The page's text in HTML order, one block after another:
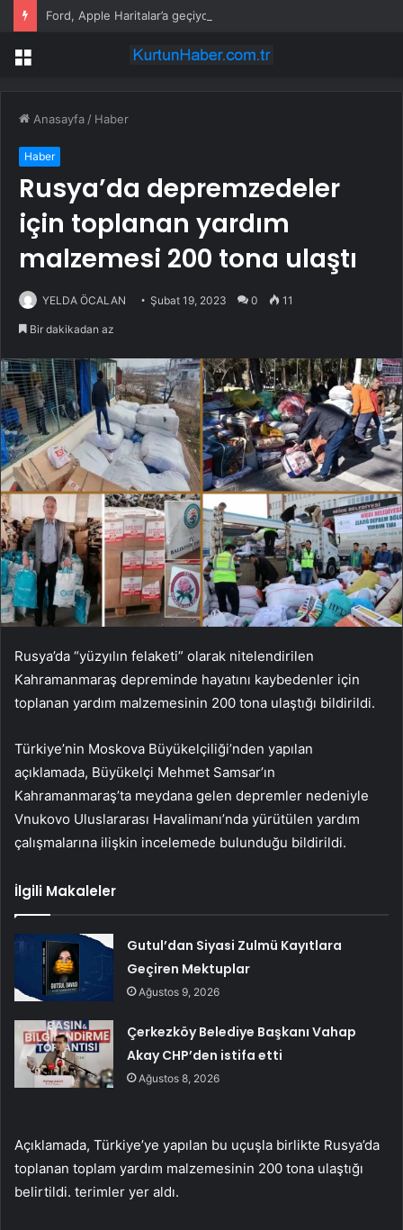
Ford, Apple Haritalar’a geçiyor
Menü
Anasayfa / Haber
Haber
Rusya’da depremzedeler
için toplanan yardım
malzemesi 200 tona ulaştı
YELDA ÖCALAN Şubat 19, 2023 0 11
Bir dakikadan az
Rusya’da “yüzyılın felaketi” olarak nitelendirilen
Kahramanmaraş depreminde hayatını kaybedenler için
toplanan yardım malzemesinin 200 tona ulaştığı bildirildi.
Türkiye’nin Moskova Büyükelçiliği’nden yapılan
açıklamada, Büyükelçi Mehmet Samsar’ın
Kahramanmaraş’ta meydana gelen depremler nedeniyle
Vnukovo Uluslararası Havalimanı’nda yürütülen yardım
çalışmalarına ilişkin incelemede bulunduğu bildirildi.
İlgili Makaleler
Gutul’dan Siyasi Zulmü Kayıtlara
Geçiren Mektuplar
Ağustos 9, 2026
Çerkezköy Belediye Başkanı Vahap
Akay CHP’den istifa etti
Ağustos 8, 2026
Açıklamada, Türkiye’ye yapılan bu uçuşla birlikte Rusya’da
toplanan toplam yardım malzemesinin 200 tona ulaştığı
belirtildi. terimler yer aldı.